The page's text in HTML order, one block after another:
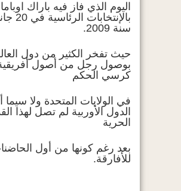
اليوم الذي فاز فيه باراك اوباما
سنة 2009.
حيث تفخر الكثير من دول
بوصول رجل من أصول
كرسي الحكم
في الولايات المتحدة ولا
الدول الأوربية لم تصل لهذا
الحرية
بعد رغم كونها من أول
للأفارقة.